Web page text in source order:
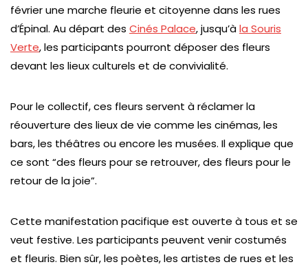
février une marche fleurie et citoyenne dans les rues
d’Épinal. Au départ des Cinés Palace, jusqu’àla Souris
Verte, les participants pourront déposer des fleurs
devant les lieux culturels et de convivialité.
Pour le collectif, ces fleurs servent à réclamer la
réouverture des lieux de vie comme les cinémas, les
bars, les théâtres ou encore les musées. Il explique que
ce sont “des fleurs pour se retrouver, des fleurs pour le
retour de la joie”.
Cette manifestation pacifique est ouverte à tous et se
veut festive. Les participants peuvent venir costumés
et fleuris. Bien sûr, les poètes, les artistes de rues et les